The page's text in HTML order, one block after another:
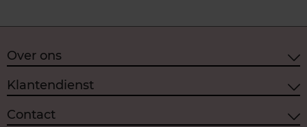
Over ons
Klantendienst
Contact